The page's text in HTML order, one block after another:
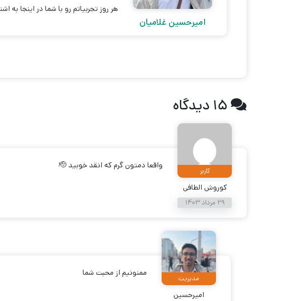
امیرحسین غلامیان
هر روز تجربیاتم رو با شما در اینجا به
کاربر
کوروش الطافی
29 مرداد 1403
واقعا دمتون گرم که انقد خوبید 🫡
مدیریت
امیرحسین
ممنونیم از محبت شما